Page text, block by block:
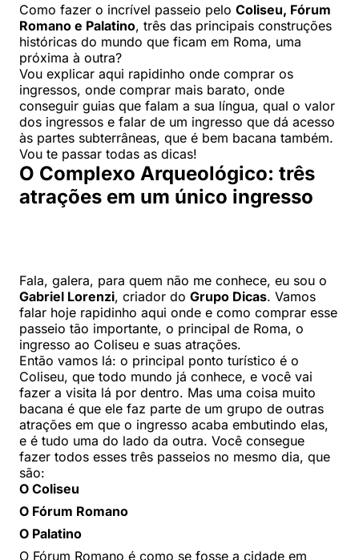
Como fazer o incrível passeio pelo Coliseu, Fórum
Romano e Palatino, três das principais construções
históricas do mundo que ficam em Roma, uma
próxima à outra?
Vou explicar aqui rapidinho onde comprar os
ingressos, onde comprar mais barato, onde
conseguir guias que falam a sua língua, qual o valor
dos ingressos e falar de um ingresso que dá acesso
às partes subterrâneas, que é bem bacana também.
Vou te passar todas as dicas!
O Complexo Arqueológico: três
atrações em um único ingresso
Fala, galera, para quem não me conhece, eu sou o
Gabriel Lorenzi, criador do Grupo Dicas. Vamos
falar hoje rapidinho aqui onde e como comprar esse
passeio tão importante, o principal de Roma, o
ingresso ao Coliseu e suas atrações.
Então vamos lá: o principal ponto turístico é o
Coliseu, que todo mundo já conhece, e você vai
fazer a visita lá por dentro. Mas uma coisa muito
bacana é que ele faz parte de um grupo de outras
atrações em que o ingresso acaba embutindo elas,
e é tudo uma do lado da outra. Você consegue
fazer todos esses três passeios no mesmo dia, que
são:
O Coliseu
O Fórum Romano
O Palatino
O Fórum Romano é como se fosse a cidade em